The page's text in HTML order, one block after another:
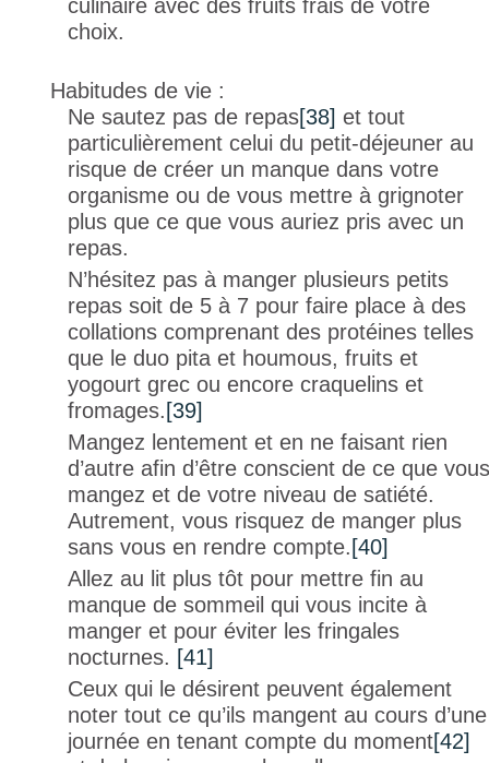
culinaire avec des fruits frais de votre
choix.
Habitudes de vie :
Ne sautez pas de repas[38] et tout
particulièrement celui du petit-déjeuner au
risque de créer un manque dans votre
organisme ou de vous mettre à grignoter
plus que ce que vous auriez pris avec un
repas.
N’hésitez pas à manger plusieurs petits
repas soit de 5 à 7 pour faire place à des
collations comprenant des protéines telles
que le duo pita et houmous, fruits et
yogourt grec ou encore craquelins et
fromages.[39]
Mangez lentement et en ne faisant rien
d’autre afin d’être conscient de ce que vous
mangez et de votre niveau de satiété.
Autrement, vous risquez de manger plus
sans vous en rendre compte.[40]
Allez au lit plus tôt pour mettre fin au
manque de sommeil qui vous incite à
manger et pour éviter les fringales
nocturnes. [41]
Ceux qui le désirent peuvent également
noter tout ce qu’ils mangent au cours d’une
journée en tenant compte du moment[42]